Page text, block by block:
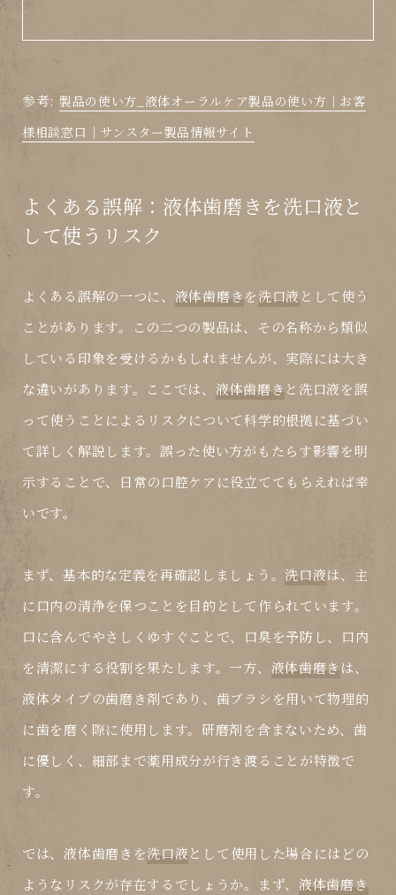
参考: 製品の使い方_液体オーラルケア製品の使い方│お客
様相談窓口│サンスター製品情報サイト
よくある誤解：液体歯磨きを洗口液と
して使うリスク
よくある誤解の一つに、 液体歯磨きを洗口液 として使う
ことがあります。この二つの製品は、その名称から類似
している印象を受けるかもしれませんが、実際には大き
な違いがあります。ここでは、 液体歯磨き と 洗口液を誤
って使うことによるリスクについて科学的根拠に基づい
て詳しく解説します。誤った使い方がもたらす影響を明
示することで、日常の口腔ケアに役立ててもらえれば幸
いです。
まず、基本的な定義を再確認しましょう。洗口液は、主
に口内の清浄を保つことを目的として作られています。
口に含んでやさしくゆすぐことで、口臭を予防し、口内
を清潔にする役割を果たします。一方、 液体歯磨き は、
液体タイプの歯磨き剤であり、歯ブラシを用いて物理的
に歯を磨く際に使用します。研磨剤を含まないため、歯
に優しく、細部まで薬用成分が行き渡ることが特徴で
す。
では、液体歯磨き を洗口液として使用した場合にはどの
ようなリスクが存在するでしょうか。まず、 液体歯磨き